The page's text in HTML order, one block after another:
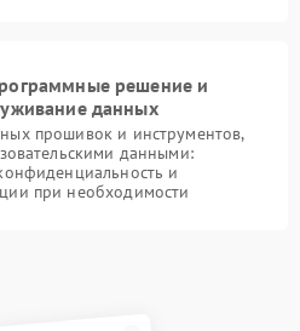
решение и
данных
прошивок и инструментов,
данными:
и
при необходимости